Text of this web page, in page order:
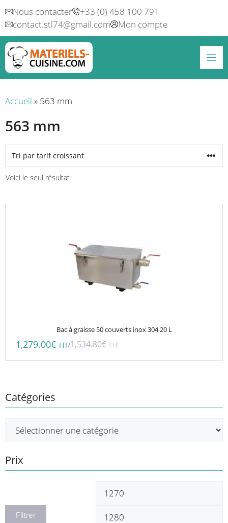
Aller
au
contenu
Nous contacter
+33 (0) 458 100 791
contact.stl74@gmail.com
Mon compte
Accueil » 563 mm
563 mm
Voici le seul résultat
Bac à graisse 50 couverts inox 304 20 L
1,279.00€ HT/1,534.80€ TTC
Catégories
Prix
Prix
Filtrer